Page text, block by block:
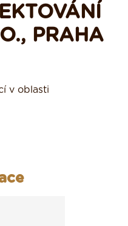
PRAHA
v oblasti